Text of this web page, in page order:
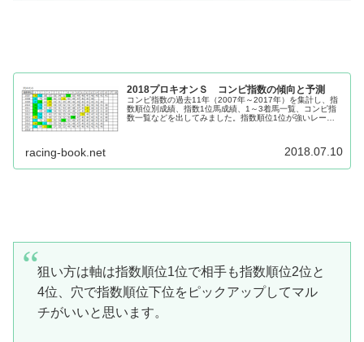
2018プロキオンＳ コンピ指数の傾向と予測
コンピ指数の過去11年（2007年～2017年）を集計し、指
数順位別成績、指数1位馬成績、1～3着馬一覧、コンピ指
数一覧などを出してみました。指数順位1位が強いレース
racing-book.net 2018.07.10
狙い方は軸は指数順位1位で相手も指数順位2位と
4位、穴で指数順位下位をピックアップしてマル
チがいいと思います。